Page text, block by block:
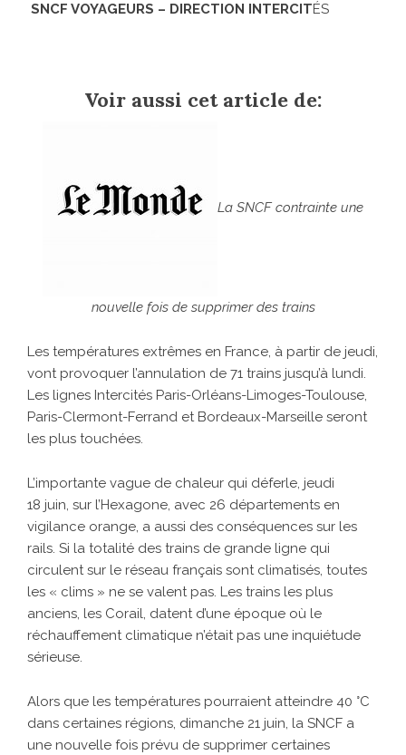
SNCF VOYAGEURS – DIRECTION INTERCITÉS
Voir aussi cet article de:
La SNCF contrainte une
nouvelle fois de supprimer des trains
Les températures extrêmes en France, à partir de jeudi,
vont provoquer l’annulation de 71 trains jusqu’à lundi.
Les lignes Intercités Paris-Orléans-Limoges-Toulouse,
Paris-Clermont-Ferrand et Bordeaux-Marseille seront
les plus touchées.
L’importante vague de chaleur qui déferle, jeudi
18 juin, sur l’Hexagone, avec 26 départements en
vigilance orange, a aussi des conséquences sur les
rails. Si la totalité des trains de grande ligne qui
circulent sur le réseau français sont climatisés, toutes
les « clims » ne se valent pas. Les trains les plus
anciens, les Corail, datent d’une époque où le
réchauffement climatique n’était pas une inquiétude
sérieuse.
Alors que les températures pourraient atteindre 40 °C
dans certaines régions, dimanche 21 juin, la SNCF a
une nouvelle fois prévu de supprimer certaines